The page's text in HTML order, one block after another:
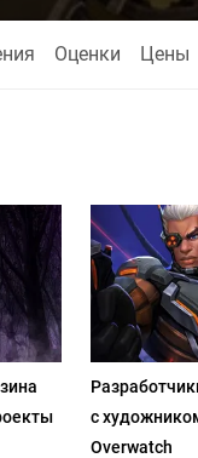
Оценки Цены
с
Overwatch